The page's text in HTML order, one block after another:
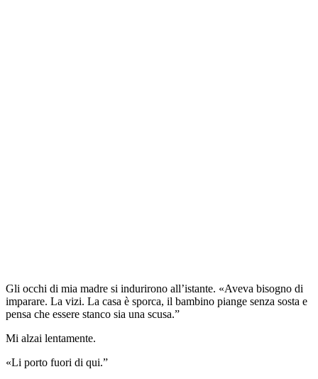
Gli occhi di mia madre si indurirono all’istante. «Aveva bisogno di
imparare. La vizi. La casa è sporca, il bambino piange senza sosta e
pensa che essere stanco sia una scusa.”
Mi alzai lentamente.
«Li porto fuori di qui.”